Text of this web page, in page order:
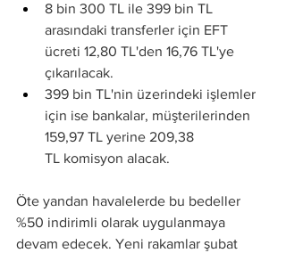
8 bin 300 TL ile 399 bin TL
arasındaki transferler için EFT
ücreti 12,80 TL'den 16,76 TL'ye
çıkarılacak.
399 bin TL'nin üzerindeki işlemler
için ise bankalar, müşterilerinden
159,97 TL yerine 209,38
TL komisyon alacak.
Öte yandan havalelerde bu bedeller
%50 indirimli olarak uygulanmaya
devam edecek. Yeni rakamlar şubat